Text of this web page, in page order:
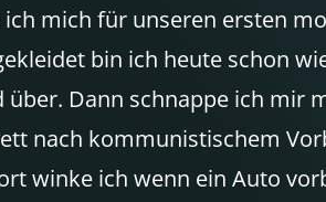
ich mich für unseren ersten
bin ich heute schon
Dann schnappe ich mir
nach kommunistischem
winke ich wenn ein Auto